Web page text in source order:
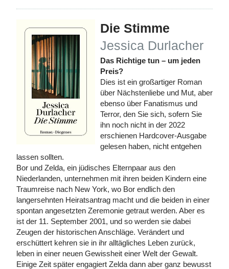
Die Stimme
Jessica Durlacher
Das Richtige tun – um jeden
Preis?
Dies ist ein großartiger Roman
über Nächstenliebe und Mut, aber
ebenso über Fanatismus und
Terror, den Sie sich, sofern Sie
ihn noch nicht in der 2022
erschienen Hardcover-Ausgabe
gelesen haben, nicht entgehen
lassen sollten.
Bor und Zelda, ein jüdisches Elternpaar aus den
Niederlanden, unternehmen mit ihren beiden Kindern eine
Traumreise nach New York, wo Bor endlich den
langersehnten Heiratsantrag macht und die beiden in einer
spontan angesetzten Zeremonie getraut werden. Aber es
ist der 11. September 2001, und so werden sie dabei
Zeugen der historischen Anschläge. Verändert und
erschüttert kehren sie in ihr alltägliches Leben zurück,
leben in einer neuen Gewissheit einer Welt der Gewalt.
Einige Zeit später engagiert Zelda dann aber ganz bewusst